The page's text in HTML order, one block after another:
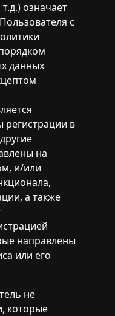
означает
с
данных
в
на
и/или
а также
направлены
или его
не
которые